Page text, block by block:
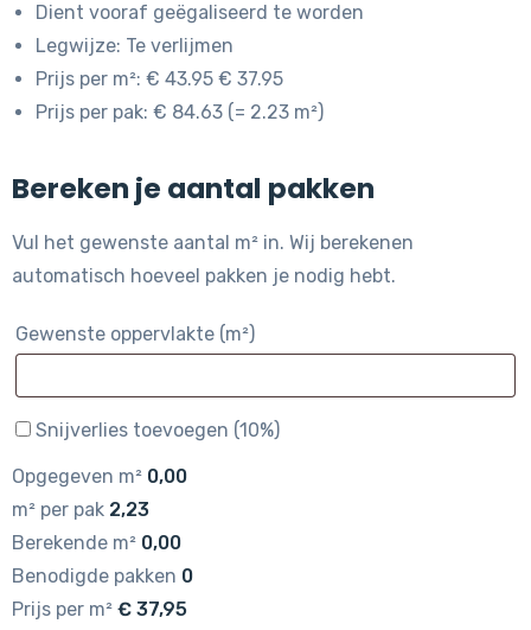
Dient vooraf geëgaliseerd te worden
Legwijze: Te verlijmen
Prijs per m²: € 43.95 € 37.95
Prijs per pak: € 84.63 (= 2.23 m²)
Bereken je aantal pakken
Vul het gewenste aantal m² in. Wij berekenen
automatisch hoeveel pakken je nodig hebt.
Gewenste oppervlakte (m²)
Snijverlies toevoegen (10%)
Opgegeven m² 0,00
m² per pak 2,23
Berekende m² 0,00
Benodigde pakken 0
Prijs per m² € 37,95